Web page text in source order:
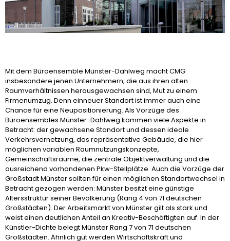
Mit dem Büroensemble Münster-Dahlweg macht CMG
insbesondere jenen Unternehmern, die aus ihren alten
Raumverhältnissen herausgewachsen sind, Mut zu einem
Firmenumzug. Denn einneuer Standort ist immer auch eine
Chance für eine Neupositionierung. Als Vorzüge des
Büroensembles Münster-Dahlweg kommen viele Aspekte in
Betracht: der gewachsene Standort und dessen ideale
Verkehrsvernetzung, das repräsentative Gebäude, die hier
möglichen variablen Raumnutzungskonzepte,
Gemeinschaftsräume, die zentrale Objektverwaltung und die
ausreichend vorhandenen Pkw-Stellplätze. Auch die Vorzüge der
Großstadt Münster sollten für einen möglichen Standortwechsel in
Betracht gezogen werden: Münster besitzt eine günstige
Altersstruktur seiner Bevölkerung (Rang 4 von 71 deutschen
Großstädten). Der Arbeitsmarkt von Münster gilt als stark und
weist einen deutlichen Anteil an Kreativ-Beschäftigten auf. In der
Künstler-Dichte belegt Münster Rang 7 von 71 deutschen
Großstädten. Ähnlich gut werden Wirtschaftskraft und